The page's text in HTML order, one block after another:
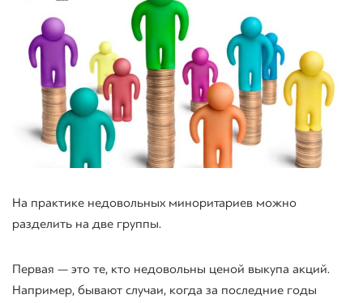
На практике недовольных миноритариев можно
разделить на две группы.
Первая — это те, кто недовольны ценой выкупа акций.
Например, бывают случаи, когда за последние годы